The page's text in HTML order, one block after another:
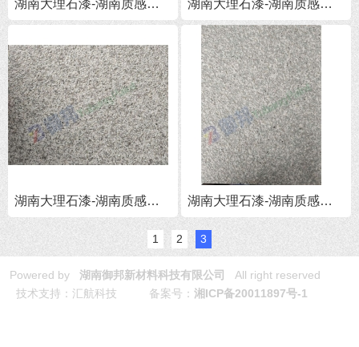
湖南大理石漆-湖南质感涂料 湖南大理石漆-湖南质感涂料
湖南大理石漆-湖南质感涂料 湖南大理石漆-湖南质感涂料
1 2 3
Powered by 湖南御邦新材料科技有限公司
All right reserved
技术支持：汇航科技 备案号： 湘ICP备20011897号-1